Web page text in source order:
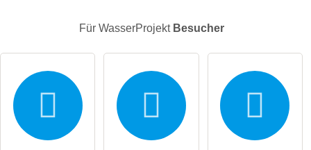
Für WasserProjekt Besucher